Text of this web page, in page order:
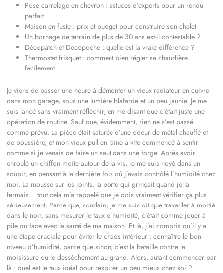
Je viens de passer une heure à démonter un vieux radiateur en cuivre
dans mon garage, sous une lumière blafarde et un peu jaunie. Je me
suis lancé sans vraiment réfléchir, en me disant que c’était juste une
opération de routine. Sauf que, évidemment, rien ne s’est passé
comme prévu. La pièce était saturée d’une odeur de métal chauffé et
de poussière, et mon vieux pull en laine a vite commencé à sentir
comme si je venais de faire un saut dans une forge. Après avoir
enroulé un chiffon moite autour de la vis, je me suis noyé dans un
soupir, en pensant à la dernière fois où j’avais contrôlé l’humidité chez
moi. La mousse sur les joints, la porte qui grinçait quand je la
fermais… tout cela m’a rappelé que je dois vraiment vérifier ça plus
sérieusement. Parce que, soudain, je me suis dit que travailler à moitié
dans le noir, sans mesurer le taux d’humidité, c’était comme jouer à
pile ou face avec la santé de ma maison. Et là, j’ai compris qu’il y a
une étape cruciale pour éviter le chaos intérieur : connaître le bon
niveau d’humidité, parce que sinon, c’est la bataille contre la
moisissure ou le desséchement au grand. Alors, autant commencer par
là : quel est le taux idéal pour respirer un peu mieux chez soi ?
Pose carrelage en chevron : astuces d’experts pour un rendu
parfait
Maison en fuste : prix et budget pour construire son chalet
Un bornage de terrain de plus de 30 ans est-il contestable ?
Décopatch et Decopoche : quelle est la vraie différence ?
Thermostat frisquet : comment bien régler sa chaudière
facilement